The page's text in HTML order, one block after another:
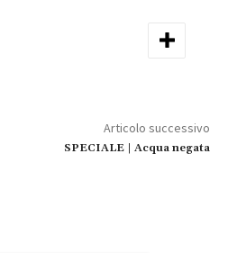
Articolo successivo
SPECIALE | Acqua negata